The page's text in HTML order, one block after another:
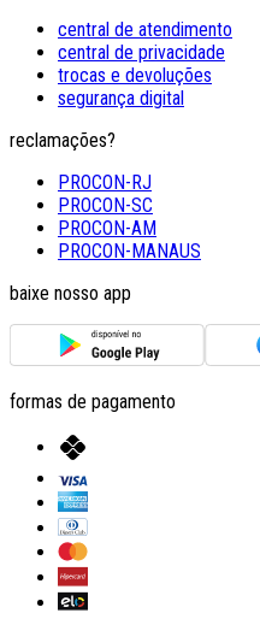
central de atendimento
central de privacidade
trocas e devoluções
segurança digital
reclamações?
PROCON-RJ
PROCON-SC
PROCON-AM
PROCON-MANAUS
baixe nosso app
formas de pagamento